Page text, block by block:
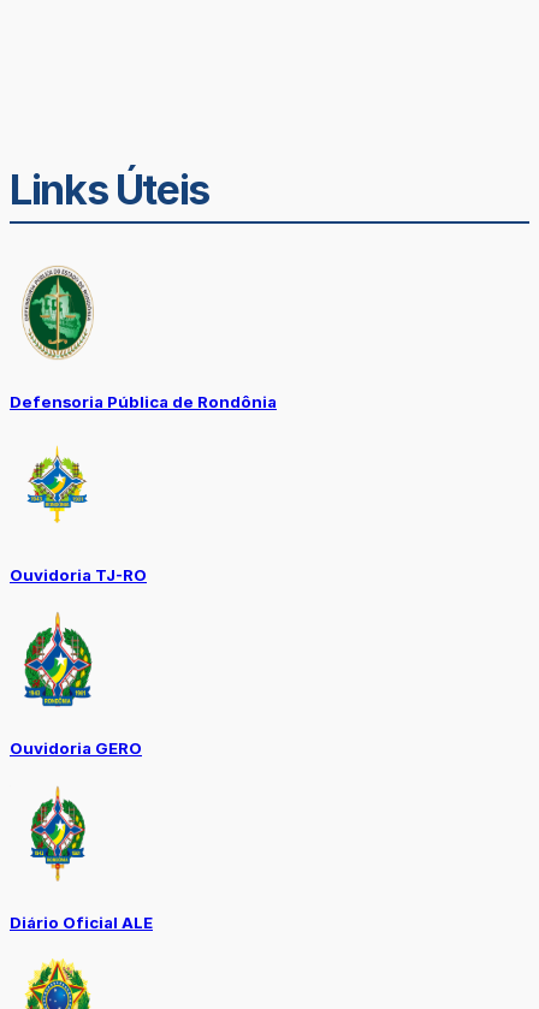
Links Úteis
Defensoria Pública de Rondônia
Ouvidoria TJ-RO
Ouvidoria GERO
Diário Oficial ALE